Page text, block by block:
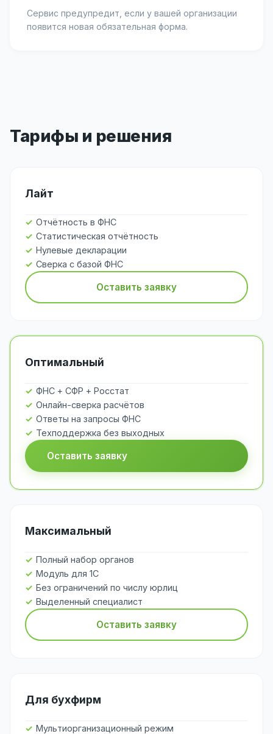
Сервис предупредит, если у вашей организации
появится новая обязательная форма.
Тарифы и решения
Лайт
Отчётность в ФНС
Статистическая отчётность
Нулевые декларации
Сверка с базой ФНС
Оставить заявку
Оптимальный
ФНС + СФР + Росстат
Онлайн-сверка расчётов
Ответы на запросы ФНС
Техподдержка без выходных
Оставить заявку
Максимальный
Полный набор органов
Модуль для 1С
Без ограничений по числу юрлиц
Выделенный специалист
Оставить заявку
Для бухфирм
Мультиорганизационный режим